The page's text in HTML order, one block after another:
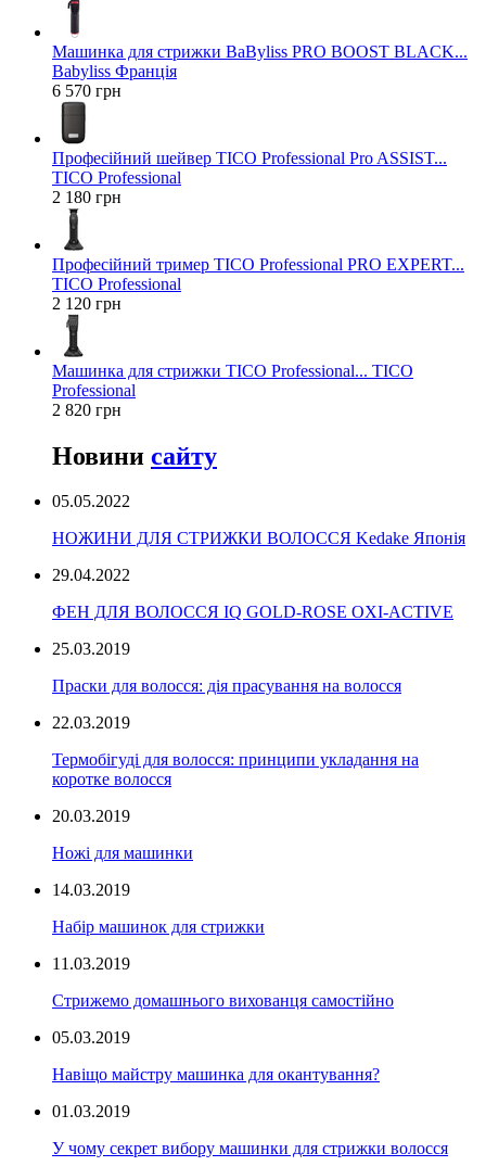
Машинка для стрижки BaByliss PRO BOOST BLACK...
Babyliss Франція
6 570 грн
Професійний шейвер TICO Professional Pro ASSIST...
TICO Professional
2 180 грн
Професійний тример TICO Professional PRO EXPERT...
TICO Professional
2 120 грн
Машинка для стрижки TICO Professional... TICO
Professional
2 820 грн
Новини сайту
05.05.2022
НОЖИНИ ДЛЯ СТРИЖКИ ВОЛОССЯ Kedake Японія
29.04.2022
ФЕН ДЛЯ ВОЛОССЯ IQ GOLD-ROSE OXI-ACTIVE
25.03.2019
Праски для волосся: дія прасування на волосся
22.03.2019
Термобігуді для волосся: принципи укладання на
коротке волосся
20.03.2019
Ножі для машинки
14.03.2019
Набір машинок для стрижки
11.03.2019
Стрижемо домашнього вихованця самостійно
05.03.2019
Навіщо майстру машинка для окантування?
01.03.2019
У чому секрет вибору машинки для стрижки волосся